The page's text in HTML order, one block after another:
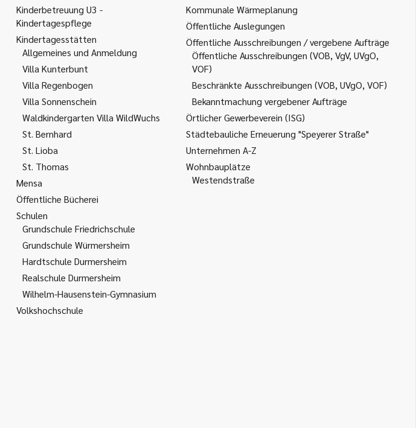
Kinderbetreuung U3 -
Kindertagespflege
Kindertagesstätten
Allgemeines und Anmeldung
Villa Kunterbunt
Villa Regenbogen
Villa Sonnenschein
Waldkindergarten Villa WildWuchs
St. Bernhard
St. Lioba
St. Thomas
Mensa
Öffentliche Bücherei
Schulen
Grundschule Friedrichschule
Grundschule Würmersheim
Hardtschule Durmersheim
Realschule Durmersheim
Wilhelm-Hausenstein-Gymnasium
Volkshochschule
Kommunale Wärmeplanung
Öffentliche Auslegungen
Öffentliche Ausschreibungen / vergebene Aufträge
Öffentliche Ausschreibungen (VOB, VgV, UVgO,
VOF)
Beschränkte Ausschreibungen (VOB, UVgO, VOF)
Bekanntmachung vergebener Aufträge
Örtlicher Gewerbeverein (ISG)
Städtebauliche Erneuerung "Speyerer Straße"
Unternehmen A-Z
Wohnbauplätze
Westendstraße